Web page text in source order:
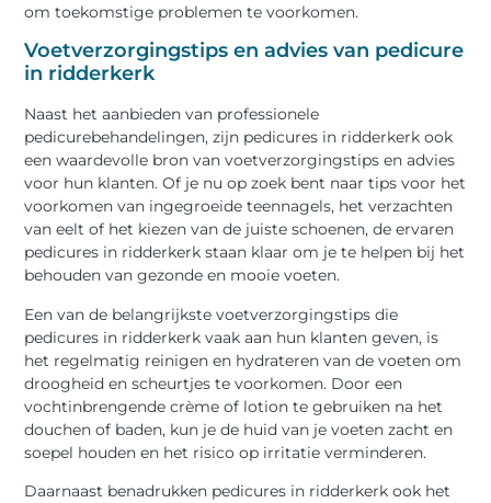
om toekomstige problemen te voorkomen.
Voetverzorgingstips en advies van pedicure
in ridderkerk
Naast het aanbieden van professionele
pedicurebehandelingen, zijn pedicures in ridderkerk ook
een waardevolle bron van voetverzorgingstips en advies
voor hun klanten. Of je nu op zoek bent naar tips voor het
voorkomen van ingegroeide teennagels, het verzachten
van eelt of het kiezen van de juiste schoenen, de ervaren
pedicures in ridderkerk staan klaar om je te helpen bij het
behouden van gezonde en mooie voeten.
Een van de belangrijkste voetverzorgingstips die
pedicures in ridderkerk vaak aan hun klanten geven, is
het regelmatig reinigen en hydrateren van de voeten om
droogheid en scheurtjes te voorkomen. Door een
vochtinbrengende crème of lotion te gebruiken na het
douchen of baden, kun je de huid van je voeten zacht en
soepel houden en het risico op irritatie verminderen.
Daarnaast benadrukken pedicures in ridderkerk ook het